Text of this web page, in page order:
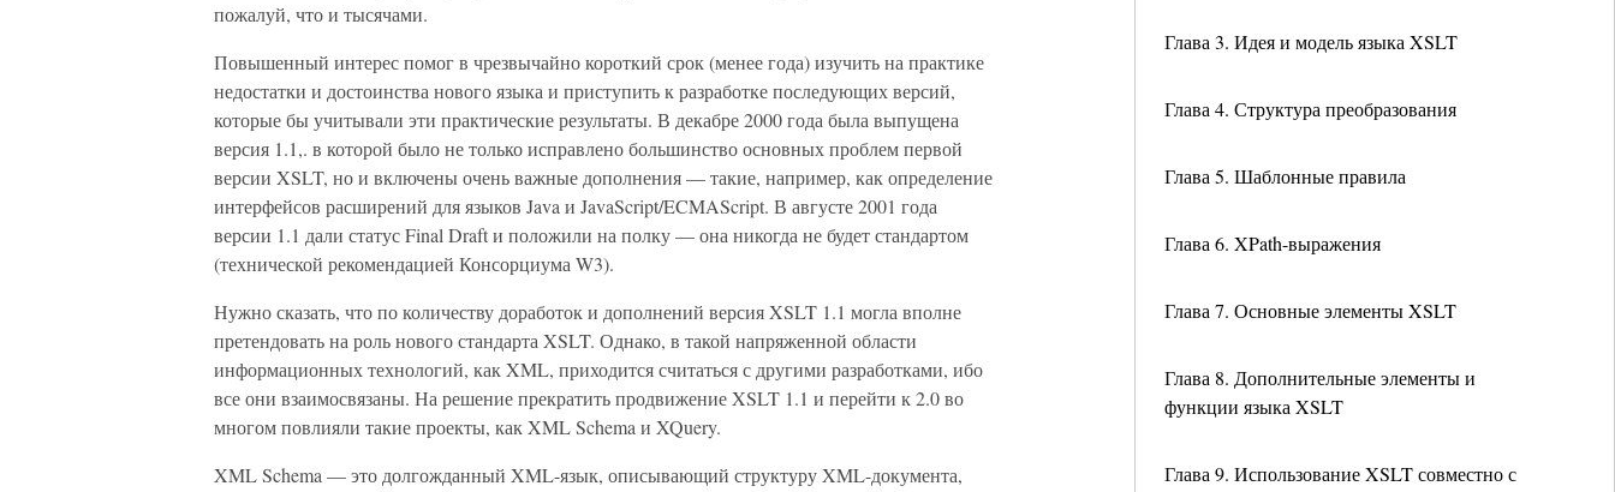
Глава 3. Идея и модель языка XSLT
Глава 4. Структура преобразования
Глава 5. Шаблонные правила
Глава 6. XPath-выражения
Глава 7. Основные элементы XSLT
Глава 8. Дополнительные элементы и
функции языка XSLT
Глава 9. Использование XSLT совместно с
пожалуй, что и тысячами.
Повышенный интерес помог в чрезвычайно короткий срок (менее года) изучить на практике
недостатки и достоинства нового языка и приступить к разработке последующих версий,
которые бы учитывали эти практические результаты. В декабре 2000 года была выпущена
версия 1.1,. в которой было не только исправлено большинство основных проблем первой
версии XSLT, но и включены очень важные дополнения — такие, например, как определение
интерфейсов расширений для языков Java и JavaScript/ECMAScript. В августе 2001 года
версии 1.1 дали статус Final Draft и положили на полку — она никогда не будет стандартом
(технической рекомендацией Консорциума W3).
Нужно сказать, что по количеству доработок и дополнений версия XSLT 1.1 могла вполне
претендовать на роль нового стандарта XSLT. Однако, в такой напряженной области
информационных технологий, как XML, приходится считаться с другими разработками, ибо
все они взаимосвязаны. На решение прекратить продвижение XSLT 1.1 и перейти к 2.0 во
многом повлияли такие проекты, как XML Schema и XQuery.
XML Schema — это долгожданный XML-язык, описывающий структуру XML-документа,